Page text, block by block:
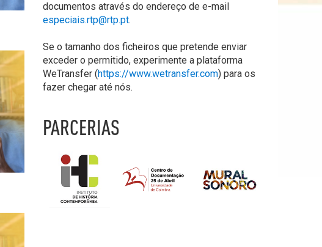
documentos através do endereço de e-mail
especiais.rtp@rtp.pt.
Se o tamanho dos ficheiros que pretende enviar
exceder o permitido, experimente a plataforma
WeTransfer (https://www.wetransfer.com) para os
fazer chegar até nós.
PARCERIAS